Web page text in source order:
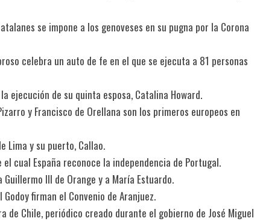
se impone a los genoveses en su pugna por la Corona
celebra un auto de fe en el que se ejecuta a 81 personas
ejecución de su quinta esposa, Catalina Howard.
y Francisco de Orellana son los primeros europeos en
Lima y su puerto, Callao.
cual España reconoce la independencia de Portugal.
III de Orange y a María Estuardo.
firman el Convenio de Aranjuez.
de Chile, periódico creado durante el gobierno de José Miguel